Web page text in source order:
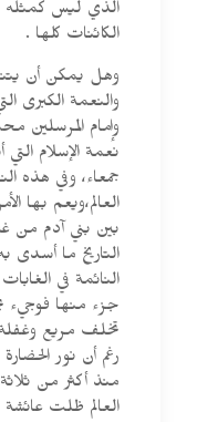
الذي ليس كمثله
الكائنات كلها .
وهل يمكن أن
والنعمة الكبرى
وإمام المرسلين
نعمة الإسلام التي
جمعاء، وفي هذه
العالم،ويعم بها
بين بني آدم من
التاريخ ما أسدى
النائمة في
جزء منها فوجيء
تخلف مريع وغفلة
رغم أن نور
منذ أكثر من
العالم ظلت